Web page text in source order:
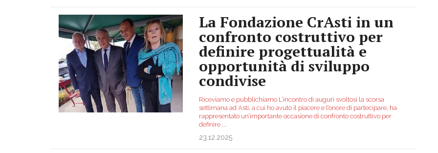
La Fondazione CrAsti in un
confronto costruttivo per
definire progettualità e
opportunità di sviluppo
condivise
Riceviamo e pubblichiamo L’incontro di auguri svoltosi la scorsa
settimana ad Asti, a cui ho avuto il piacere e l’onore di partecipare, ha
rappresentato un’importante occasione di confronto costruttivo per
definire
23.12.2025